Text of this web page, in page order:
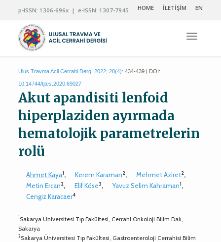
p-ISSN: 1306-696x | e-ISSN: 1307-7945 HOME İLETİŞİM EN
Ulus Travma Acil Cerrahi Derg. 2022; 28(4): 434-439 | DOI:
10.14744/tjtes.2020.69027
Akut apandisiti lenfoid
hiperplaziden ayırmada
hematolojik parametrelerin
rolü
Ahmet Kaya1, Kerem Karaman2, Mehmet Aziret2,
Metin Ercan2, Elif Köse3, Yavuz Selim Kahraman1,
Cengiz Karacaer4
1Sakarya Üniversitesi Tıp Fakültesi, Cerrahi Onkoloji Bilim Dalı,
Sakarya
2Sakarya Üniversitesi Tıp Fakültesi, Gastroenteroloji Cerrahisi Bilim